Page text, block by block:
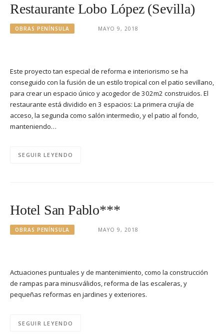
Restaurante Lobo López (Sevilla)
OBRAS PENÍNSULA MAYO 9, 2018
Este proyecto tan especial de reforma e interiorismo se ha
conseguido con la fusión de un estilo tropical con el patio sevillano,
para crear un espacio único y acogedor de 302m2 construidos. El
restaurante está dividido en 3 espacios: La primera crujía de
acceso, la segunda como salón intermedio, y el patio al fondo,
manteniendo…
SEGUIR LEYENDO
Hotel San Pablo***
OBRAS PENÍNSULA MAYO 9, 2018
Actuaciones puntuales y de mantenimiento, como la construcción
de rampas para minusválidos, reforma de las escaleras, y
pequeñas reformas en jardines y exteriores.
SEGUIR LEYENDO